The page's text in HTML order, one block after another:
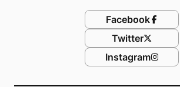
Facebook
Twitter
Instagram